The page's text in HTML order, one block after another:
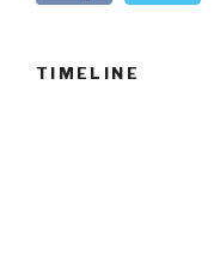
TIMELINE